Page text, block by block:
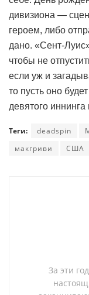
дивизиона —
героем, либо
дано. «Сент-
чтобы не
если уж и
то пусть оно
девятого
Теги: deadspin
макгриви
США
За эти